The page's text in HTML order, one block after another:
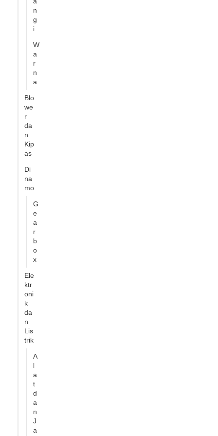
n
g
i
W
a
r
n
a
Blo
we
r
da
n
Kip
as
Di
na
mo
G
e
a
r
b
o
x
Ele
ktr
oni
k
da
n
Lis
trik
A
l
a
t
d
a
n
J
a